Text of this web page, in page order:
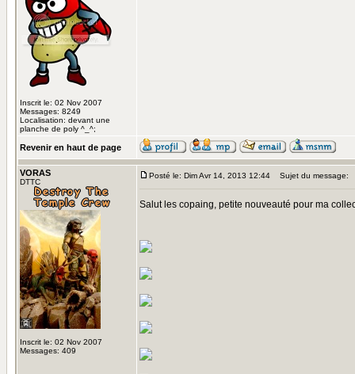
Inscrit le: 02 Nov 2007
Messages: 8249
Localisation: devant une
planche de poly ^_^;
Revenir en haut de page
VORAS
DTTC
Inscrit le: 02 Nov 2007
Messages: 409
Posté le: Dim Avr 14, 2013 12:44 Sujet du message:
Salut les copaing, petite nouveauté pour ma